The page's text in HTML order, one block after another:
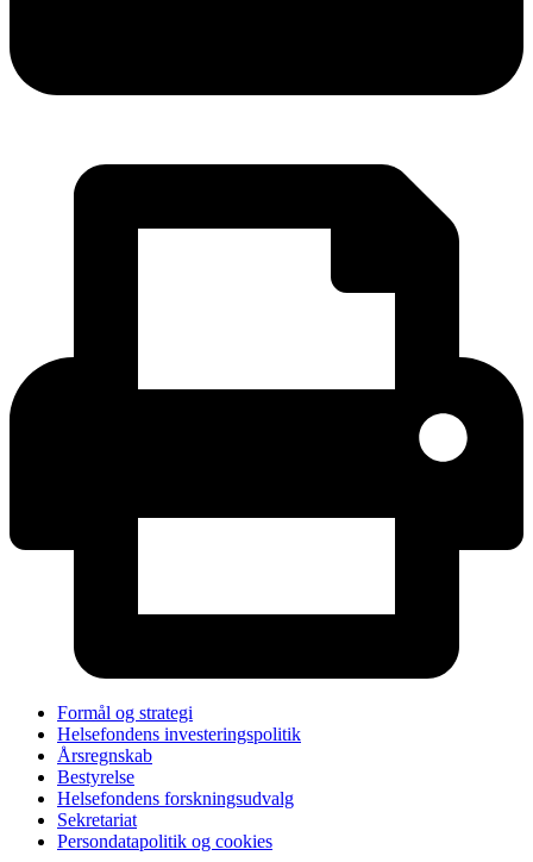
Formål og strategi
Helsefondens investeringspolitik
Årsregnskab
Bestyrelse
Helsefondens forskningsudvalg
Sekretariat
Persondatapolitik og cookies